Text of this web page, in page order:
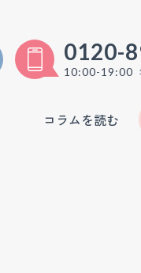
0120-
10:00-19:00
コラムを読む